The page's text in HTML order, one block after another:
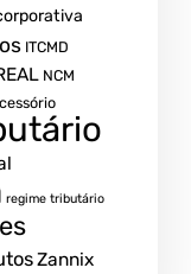
ITCMD
NCM
regime tributário
Zannix